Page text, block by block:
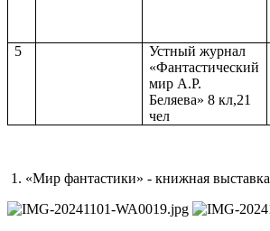
5
Устный журнал
«Фантастический
мир А.Р.
Беляева» 8 кл,21
чел
1. «Мир фантастики» - книжная выставка